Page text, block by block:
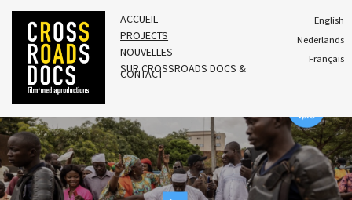
ACCUEIL
PROJECTS
NOUVELLES
SUR CROSSROADS DOCS &
CONTACT
English
Nederlands
Français